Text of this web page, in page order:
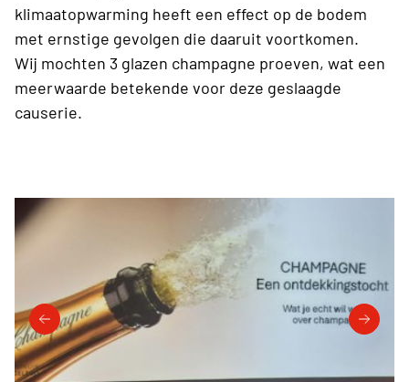
klimaatopwarming heeft een effect op de bodem
met ernstige gevolgen die daaruit voortkomen.
Wij mochten 3 glazen champagne proeven, wat een
meerwaarde betekende voor deze geslaagde
causerie.